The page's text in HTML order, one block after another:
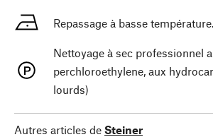
Repassage à basse température.
Nettoyage à sec professionnel
perchloroethylene, aux
lourds)
Autres articles de Steiner